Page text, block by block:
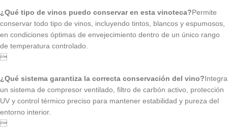
¿Qué tipo de vinos puedo conservar en esta vinoteca?Permite
conservar todo tipo de vinos, incluyendo tintos, blancos y espumosos,
en condiciones óptimas de envejecimiento dentro de un único rango
de temperatura controlado.

¿Qué sistema garantiza la correcta conservación del vino?Integra
un sistema de compresor ventilado, filtro de carbón activo, protección
UV y control térmico preciso para mantener estabilidad y pureza del
entorno interior.
